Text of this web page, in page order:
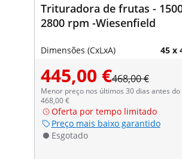
Trituradora de frutas -
2800 rpm -Wiesenfield
Dimensões (CxLxA) 45 x
445,00 €468,00 €
Menor preço nos últimos 30 dias antes do
468,00 €
Oferta por tempo limitado
Preço mais baixo garantido
Esgotado